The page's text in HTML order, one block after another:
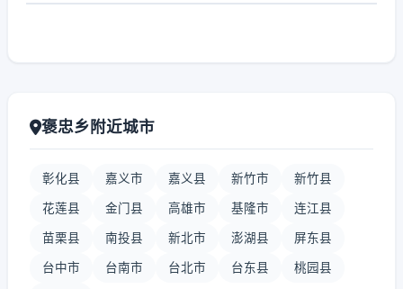
褒忠乡附近城市
彰化县 嘉义市 嘉义县 新竹市 新竹县
花莲县 金门县 高雄市 基隆市 连江县
苗栗县 南投县 新北市 澎湖县 屏东县
台中市 台南市 台北市 台东县 桃园县